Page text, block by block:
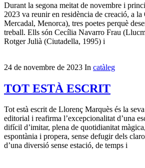
Durant la segona meitat de novembre i
2023 va reunir en residència de creació, a la
Mercadal, Menorca), tres poetes perquè
treball. Ells són Cecília Navarro Frau
Rotger Julià (Ciutadella, 1995) i
24 de novembre de 2023 In catàleg
TOT ESTÀ ESCRIT
Tot està escrit de Llorenç Marquès és la
editorial i reafirma l’excepcionalitat d’una
difícil d’imitar, plena de quotidianitat
espontània i propera, sense defugir dels
d’una diversió sense estació, de temps i